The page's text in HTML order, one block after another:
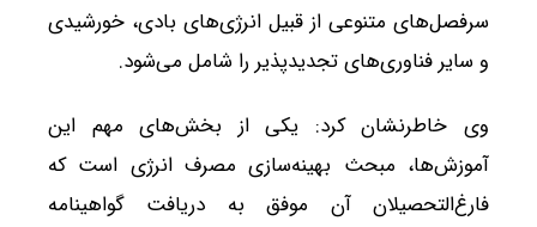
سرفصل‌های متنوعی از قبیل انرژی‌های بادی، خورشیدی
و سایر فناوری‌های تجدیدپذیر را شامل می‌شود.
وی خاطرنشان کرد: یکی از بخش‌های مهم این
آموزش‌ها، مبحث بهینه‌سازی مصرف انرژی است که
فارغ‌التحصیلان آن موفق به دریافت گواهینامه